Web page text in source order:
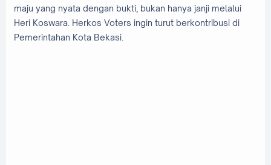
maju yang nyata dengan bukti, bukan hanya janji melalui
Heri Koswara. Herkos Voters ingin turut berkontribusi di
Pemerintahan Kota Bekasi.